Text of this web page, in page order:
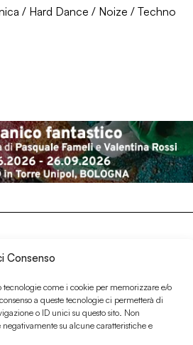
Consenso
come i cookie per memorizzare e/o
a queste tecnologie ci permetterà di
o ID unici su questo sito. Non
su alcune caratteristiche e
/ Hard Dance / Noize / Techno